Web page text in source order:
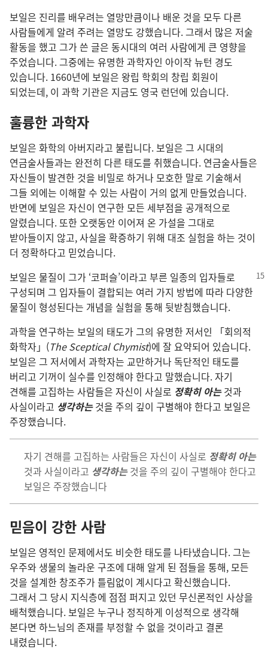
보일은 진리를 배우려는 열망만큼이나 배운 것을 모두 다른
사람들에게 알려 주려는 열망도 강했습니다. 그래서 많은 저술
활동을 했고 그가 쓴 글은 동시대의 여러 사람에게 큰 영향을
주었습니다. 그중에는 유명한 과학자인 아이작 뉴턴 경도
있습니다. 1660년에 보일은 왕립 학회의 창립 회원이
되었는데, 이 과학 기관은 지금도 영국 런던에 있습니다.
훌륭한 과학자
보일은 화학의 아버지라고 불립니다. 보일은 그 시대의
연금술사들과는 완전히 다른 태도를 취했습니다. 연금술사들은
자신들이 발견한 것을 비밀로 하거나 모호한 말로 기술해서
그들 외에는 이해할 수 있는 사람이 거의 없게 만들었습니다.
반면에 보일은 자신이 연구한 모든 세부점을 공개적으로
알렸습니다. 또한 오랫동안 이어져 온 가설을 그대로
받아들이지 않고, 사실을 확증하기 위해 대조 실험을 하는 것이
더 정확하다고 믿었습니다.
보일은 물질이 그가 ‘코퍼슬’이라고 부른 일종의 입자들로
구성되며 그 입자들이 결합되는 여러 가지 방법에 따라 다양한
물질이 형성된다는 개념을 실험을 통해 뒷받침했습니다.
과학을 연구하는 보일의 태도가 그의 유명한 저서인 「회의적
화학자」(The Sceptical Chymist)에 잘 요약되어 있습니다.
보일은 그 저서에서 과학자는 교만하거나 독단적인 태도를
버리고 기꺼이 실수를 인정해야 한다고 말했습니다. 자기
견해를 고집하는 사람들은 자신이 사실로 정확히 아는것과
사실이라고 생각하는것을 주의 깊이 구별해야 한다고 보일은
주장했습니다.
자기 견해를 고집하는 사람들은 자신이 사실로 정확히 아는
것과 사실이라고 생각하는것을 주의 깊이 구별해야 한다고
보일은 주장했습니다
믿음이 강한 사람
보일은 영적인 문제에서도 비슷한 태도를 나타냈습니다. 그는
우주와 생물의 놀라운 구조에 대해 알게 된 점들을 통해, 모든
것을 설계한 창조주가 틀림없이 계시다고 확신했습니다.
그래서 그 당시 지식층에 점점 퍼지고 있던 무신론적인 사상을
배척했습니다. 보일은 누구나 정직하게 이성적으로 생각해
본다면 하느님의 존재를 부정할 수 없을 것이라고 결론
내렸습니다.